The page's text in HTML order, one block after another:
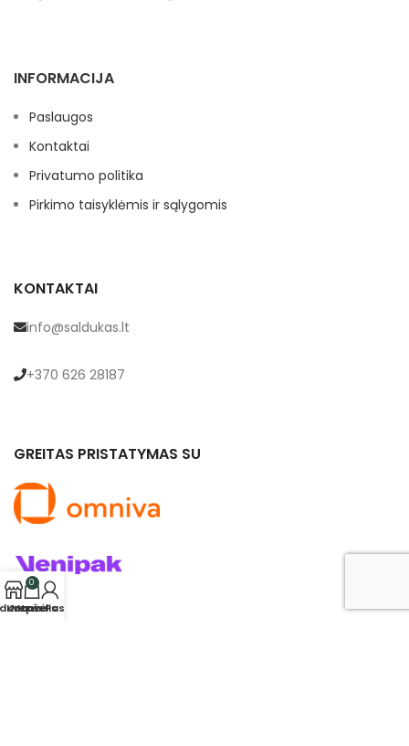
INFORMACIJA
Paslaugos
Kontaktai
Privatumo politika
Pirkimo taisyklėmis ir sąlygomis
KONTAKTAI
info@saldukas.lt
+370 626 28187
GREITAS PRISTATYMAS SU
0
Krepšelis
Mano Paskyra